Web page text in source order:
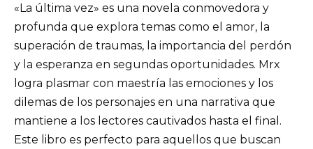
«La última vez» es una novela conmovedora y
profunda que explora temas como el amor, la
superación de traumas, la importancia del perdón
y la esperanza en segundas oportunidades. Mrx
logra plasmar con maestría las emociones y los
dilemas de los personajes en una narrativa que
mantiene a los lectores cautivados hasta el final.
Este libro es perfecto para aquellos que buscan